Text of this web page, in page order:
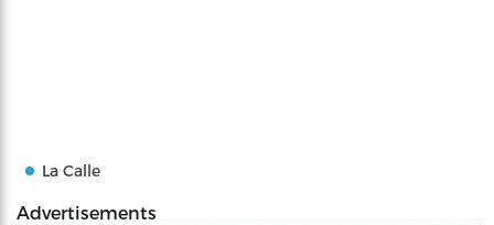
La Calle
Advertisements